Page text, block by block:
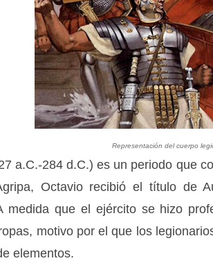
Representación del cuerpo
a.C.-284 d.C.) es un periodo que
Octavio recibió el título de
medida que el ejército se hizo
motivo por el que los
elementos.